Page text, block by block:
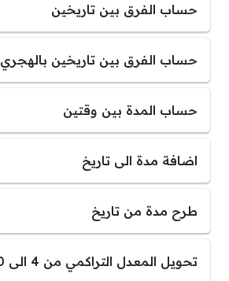
حساب الفرق بين تاريخين
حساب الفرق بين تاريخين بالهجري
حساب المدة بين وقتين
اضافة مدة الى تاريخ
طرح مدة من تاريخ
تحويل المعدل التراكمي من 4 الى 100